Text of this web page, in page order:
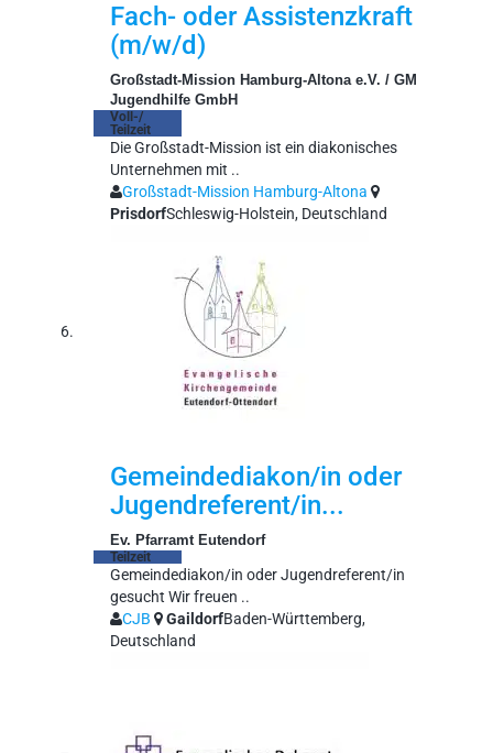
Fach- oder Assistenzkraft
(m/w/d)
Großstadt-Mission Hamburg-Altona e.V. / GM
Jugendhilfe GmbH
Voll-/
Teilzeit
Die Großstadt-Mission ist ein diakonisches
Unternehmen mit ..
Großstadt-Mission Hamburg-Altona
PrisdorfSchleswig-Holstein, Deutschland
Gemeindediakon/in oder
Jugendreferent/in...
Ev. Pfarramt Eutendorf
Teilzeit
Gemeindediakon/in oder Jugendreferent/in
gesucht Wir freuen ..
CJB
GaildorfBaden-Württemberg,
Deutschland